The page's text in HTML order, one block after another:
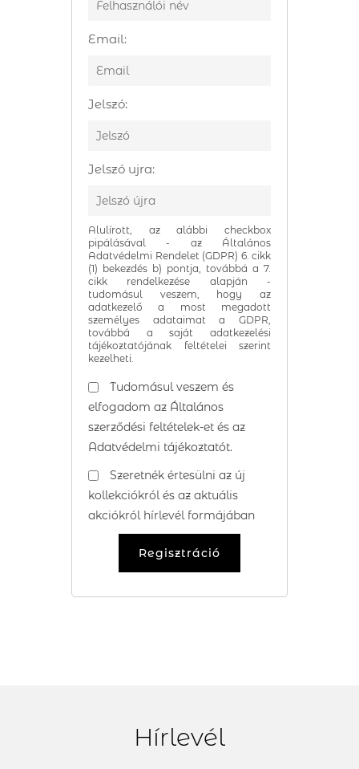
Email:
Jelszó:
Jelszó ujra:
Alulírott, az alábbi checkbox
pipálásával - az Általános
Adatvédelmi Rendelet (GDPR) 6. cikk
(1) bekezdés b) pontja, továbbá a 7.
cikk rendelkezése alapján -
tudomásul veszem, hogy az
adatkezelő a most megadott
személyes adataimat a GDPR,
továbbá a saját adatkezelési
tájékoztatójának feltételei szerint
kezelheti.
Tudomásul veszem és
elfogadom az Általános
szerződési feltételek-et és az
Adatvédelmi tájékoztatót.
Szeretnék értesülni az új
kollekciókról és az aktuális
akciókról hírlevél formájában
Regisztráció
Hírlevél